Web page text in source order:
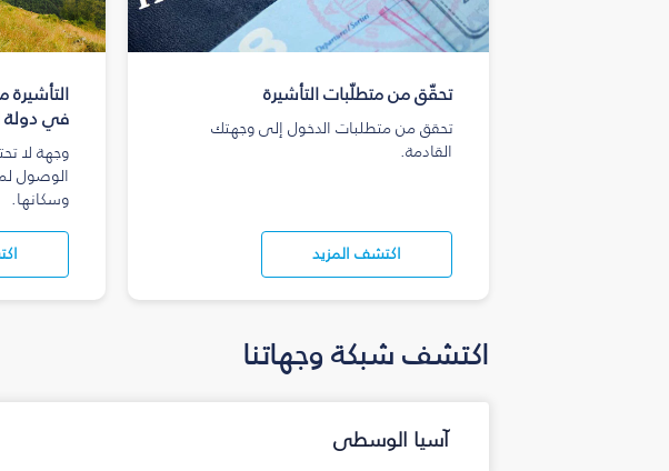
تحقّق من متطلّبات التأشيرة
تحقق من متطلبات الدخول إلى وجهتك
القادمة.
اكتشف المزيد
في دولة
وجهة لا
الوصول
وسكانها.
اكتشف شبكة وجهاتنا
آسيا الوسطى